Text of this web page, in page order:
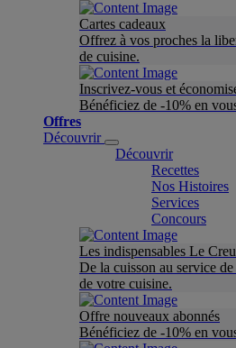
Cartes cadeaux
Offrez à vos proches la
de cuisine.
Inscrivez-vous et
Bénéficiez de -10% en
Offres
Découvrir
Découvrir
Recettes
Nos Histoires
Services
Concours
Les indispensables Le
De la cuisson au service
de votre cuisine.
Offre nouveaux abonnés
Bénéficiez de -10% en